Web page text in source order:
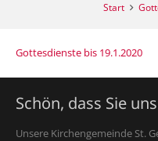
Start
Gottesdienste bis 19.1.2020
Schön, dass Sie
Unsere Kirchengemeinde St.